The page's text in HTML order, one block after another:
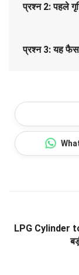
प्रश्न 2: पहले
प्रश्न 3: यह
LPG Cylinder